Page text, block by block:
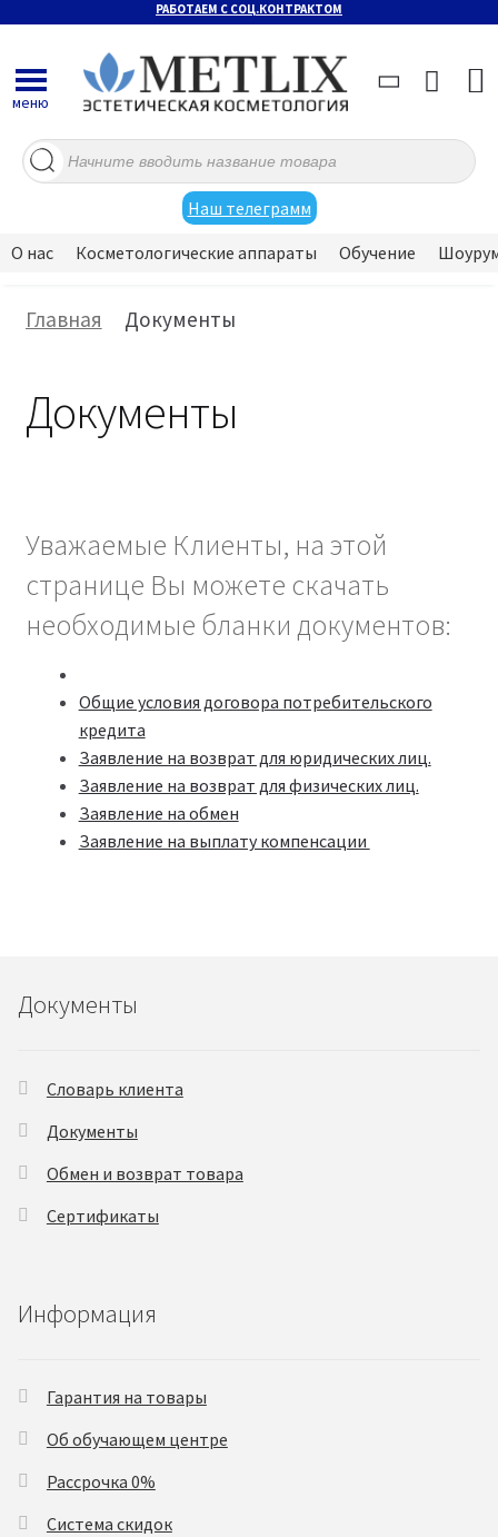
РАБОТАЕМ С СОЦ.КОНТРАКТОМ
Поиск
товаров
Наш телеграмм
меню
О нас Косметологические аппараты Обучение
Главная Документы
Документы
Уважаемые Клиенты, на этой
странице Вы можете скачать
необходимые бланки документов:
Общие условия договора потребительского
кредита
Заявление на возврат для юридических лиц.
Заявление на возврат для физических лиц.
Заявление на обмен
Заявление на выплату компенсации
Документы
Словарь клиента
Документы
Обмен и возврат товара
Сертификаты
Информация
Гарантия на товары
Об обучающем центре
Рассрочка 0%
Система скидок